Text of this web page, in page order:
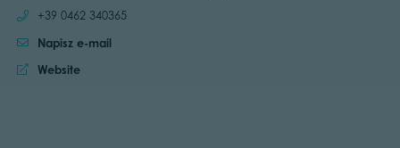
Call:
+39 0462 340365
Napisz e-mail
Website:
Website